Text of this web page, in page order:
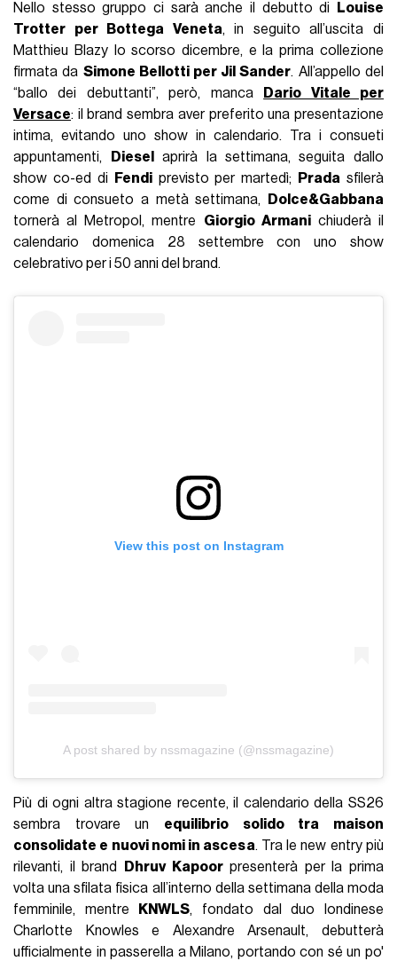
Nello stesso gruppo ci sarà anche il debutto di
Louise
Trotter per Bottega Veneta, in seguito all’uscita di
Matthieu Blazy lo scorso dicembre, e la prima collezione
firmata da Simone Bellotti per Jil Sander. All’appello del
“ballo dei debuttanti”, però, manca
Dario Vitale per
Versace: il brand sembra aver preferito una presentazione
intima, evitando uno show in calendario. Tra i consueti
appuntamenti,
Diesel
aprirà la settimana, seguita dallo
show co-ed di
Fendiprevisto per martedì; Prada sfilerà
come di consueto a metà settimana,
Dolce&Gabbana
tornerà al Metropol, mentre Giorgio Armanichiuderà il
calendario domenica 28 settembre con uno show
celebrativo per i 50 anni del brand.
View this post on Instagram
A post shared by nssmagazine (@nssmagazine)
Più di ogni altra stagione recente, il calendario della SS26
sembra trovare un equilibrio solido tra maison
consolidate e nuovi nomi in ascesa. Tra le new entry più
rilevanti, il brand
Dhruv Kapoorpresenterà per la prima
volta una sfilata fisica all’interno della settimana della moda
femminile, mentre
KNWLS, fondato dal duo londinese
Charlotte Knowles e Alexandre Arsenault, debutterà
ufficialmente in passerella a Milano, portando con sé un po'